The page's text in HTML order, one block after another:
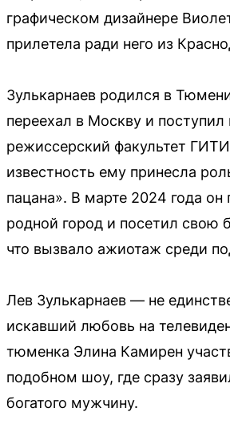
графическом дизайнере
прилетела ради него из
Зулькарнаев родился в
переехал в Москву и поступил
режиссерский факультет
известность ему принесла
пацана». В марте 2024 года он
родной город и посетил
что вызвало ажиотаж среди
Лев Зулькарнаев — не
искавший любовь на
тюменка Элина Камирен
подобном шоу, где сразу
богатого мужчину.